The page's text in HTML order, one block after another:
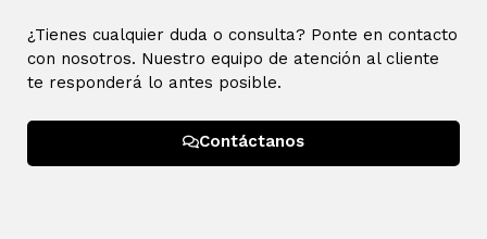
¿Tienes cualquier duda o consulta? Ponte en contacto
con nosotros. Nuestro equipo de atención al cliente
te responderá lo antes posible.
Contáctanos